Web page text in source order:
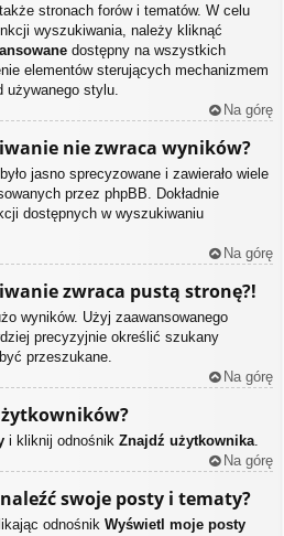
stronach forów i tematów. W celu
wyszukiwania, należy kliknąć
dostępny na wszystkich
elementów sterujących mechanizmem
stylu.
Na górę
nie zwraca wyników?
jasno sprecyzowane i zawierało wiele
przez phpBB. Dokładnie
dostępnych w wyszukiwaniu
Na górę
zwraca pustą stronę?!
wyników. Użyj zaawansowanego
precyzyjnie określić szukany
przeszukane.
Na górę
i kliknij odnośnik Znajdź użytkownika
Na górę
swoje posty i tematy?
odnośnik Wyświetl moje posty